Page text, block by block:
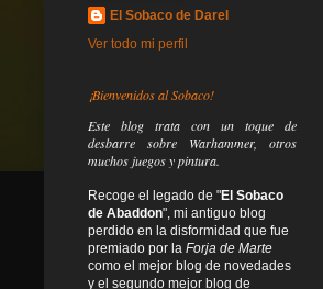
El Sobaco de Darel
Ver todo mi perfil
¡Bienvenidos al Sobaco!
Este blog trata con un toque de
desbarre sobre Warhammer, otros
muchos juegos y pintura.
Recoge el legado de "El Sobaco
de Abaddon", mi antiguo blog
perdido en la disformidad que fue
premiado por la Forja de Marte
como el mejor blog de novedades
y el segundo mejor blog de